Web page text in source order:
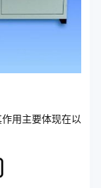
用主要体现在以